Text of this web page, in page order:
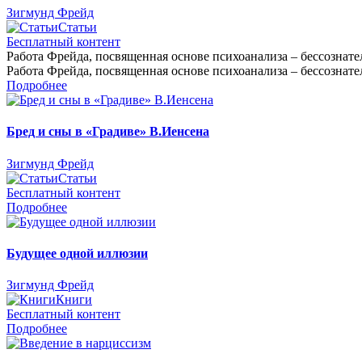
Зигмунд Фрейд
Статьи
Бесплатный контент
Работа Фрейда, посвященная основе психоанализа –
Работа Фрейда, посвященная основе психоанализа –
Подробнее
Бред и сны в «Градиве» В.Иенсена
Зигмунд Фрейд
Статьи
Бесплатный контент
Подробнее
Будущее одной иллюзии
Зигмунд Фрейд
Книги
Бесплатный контент
Подробнее